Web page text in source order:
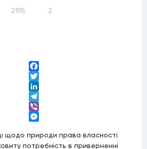
2195 2
Facebook
Twitter
LinkedIn
Telegram
Viber
щодо природи права власності
потребність в приверненні